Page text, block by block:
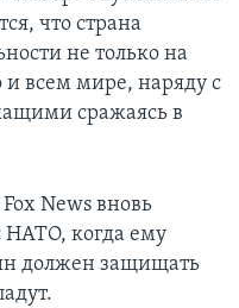
что страна
не только на
всем мире, наряду с
сражаясь в
News вновь
НАТО, когда ему
должен защищать